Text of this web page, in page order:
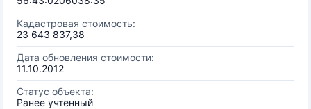
Кадастровая стоимость:
23 643 837,38
Дата обновления стоимости:
11.10.2012
Статус объекта:
Ранее учтенный